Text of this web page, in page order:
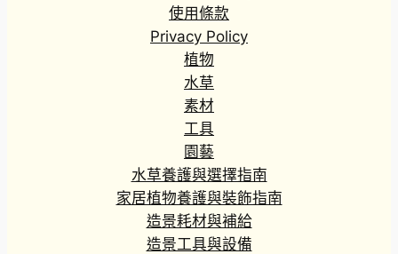
使用條款
Privacy Policy
植物
水草
素材
工具
園藝
水草養護與選擇指南
家居植物養護與裝飾指南
造景耗材與補給
造景工具與設備